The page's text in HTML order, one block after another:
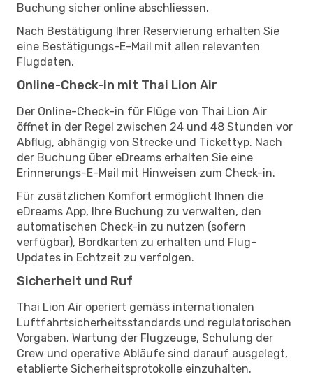
Buchung sicher online abschliessen.
Nach Bestätigung Ihrer Reservierung erhalten Sie
eine Bestätigungs-E-Mail mit allen relevanten
Flugdaten.
Online-Check-in mit Thai Lion Air
Der Online-Check-in für Flüge von Thai Lion Air
öffnet in der Regel zwischen 24 und 48 Stunden vor
Abflug, abhängig von Strecke und Tickettyp. Nach
der Buchung über eDreams erhalten Sie eine
Erinnerungs-E-Mail mit Hinweisen zum Check-in.
Für zusätzlichen Komfort ermöglicht Ihnen die
eDreams App, Ihre Buchung zu verwalten, den
automatischen Check-in zu nutzen (sofern
verfügbar), Bordkarten zu erhalten und Flug-
Updates in Echtzeit zu verfolgen.
Sicherheit und Ruf
Thai Lion Air operiert gemäss internationalen
Luftfahrtsicherheitsstandards und regulatorischen
Vorgaben. Wartung der Flugzeuge, Schulung der
Crew und operative Abläufe sind darauf ausgelegt,
etablierte Sicherheitsprotokolle einzuhalten.